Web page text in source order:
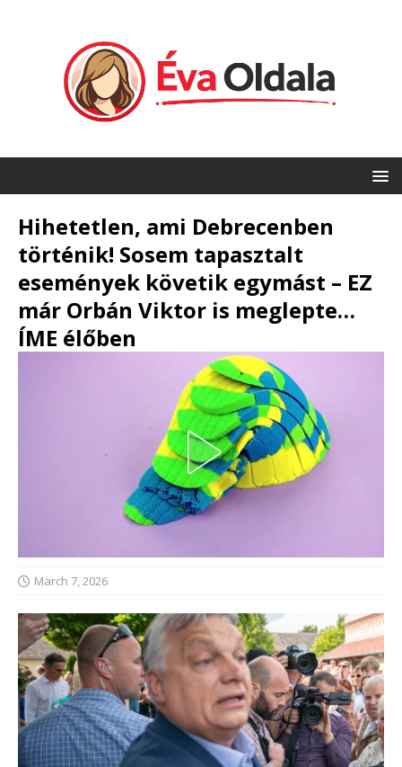
Hihetetlen, ami Debrecenben
történik! Sosem tapasztalt
események követik egymást – EZ
már Orbán Viktor is meglepte…
ÍME élőben
March 7, 2026